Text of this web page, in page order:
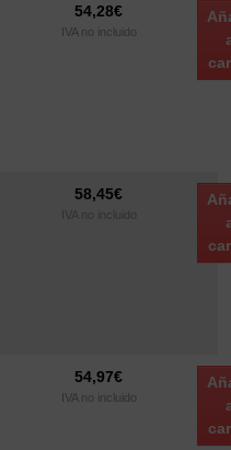
54,28€
IVA no incluido
58,45€
IVA no incluido
54,97€
IVA no incluido